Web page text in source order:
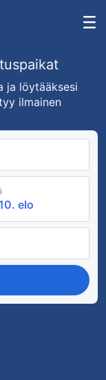
ja löytääksesi
ilmainen
elo